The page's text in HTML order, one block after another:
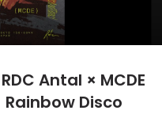
Antal × MCDE
Rainbow Disco